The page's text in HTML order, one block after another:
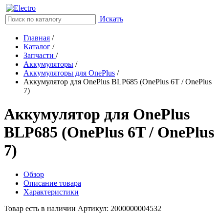
Искать
Главная /
Каталог /
Запчасти /
Аккумуляторы /
Аккумуляторы для OnePlus /
Аккумулятор для OnePlus BLP685 (OnePlus 6T / OnePlus
7)
Аккумулятор для OnePlus
BLP685 (OnePlus 6T / OnePlus
7)
Обзор
Описание товара
Характеристики
Товар есть в наличии Артикул: 2000000004532